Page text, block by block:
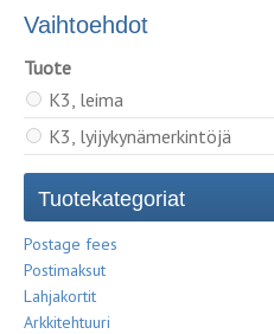
Vaihtoehdot
Tuote
K3, leima
K3, lyijykynämerkintöjä
Tuotekategoriat
Postage fees
Postimaksut
Lahjakortit
Arkkitehtuuri